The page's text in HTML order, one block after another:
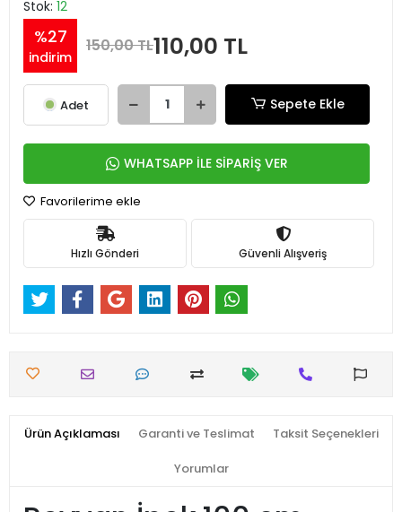
Stok: 12
%27
indirim
150,00 TL110,00 TL
Adet Sepete Ekle
WHATSAPP İLE SİPARİŞ VER
Favorilerime ekle
Hızlı Gönderi Güvenli Alışveriş
Ürün Açıklaması Garanti ve Teslimat Taksit Seçenekleri
Yorumlar